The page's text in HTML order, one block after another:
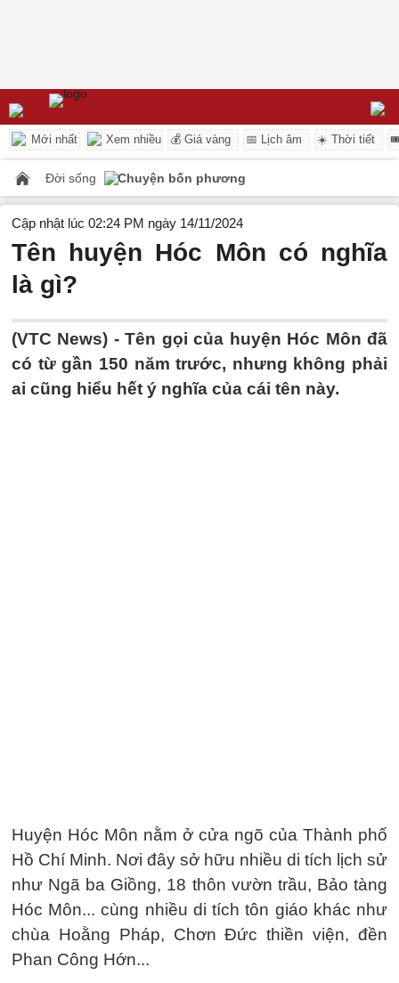
Mới nhất Xem nhiều 💰 Giá vàng 📅 Lịch âm ☀️ Thời tiết
Đời sống Chuyện bốn phương
Cập nhật lúc 02:24 PM ngày 14/11/2024
Tên huyện Hóc Môn có nghĩa
là gì?
(VTC News) -Tên gọi của huyện Hóc Môn đã
có từ gần 150 năm trước, nhưng không phải
ai cũng hiểu hết ý nghĩa của cái tên này.
Huyện Hóc Môn nằm ở cửa ngõ của Thành phố
Hồ Chí Minh. Nơi đây sở hữu nhiều di tích lịch sử
như Ngã ba Giồng, 18 thôn vườn trầu, Bảo tàng
Hóc Môn... cùng nhiều di tích tôn giáo khác như
chùa Hoằng Pháp, Chơn Đức thiền viện, đền
Phan Công Hớn...